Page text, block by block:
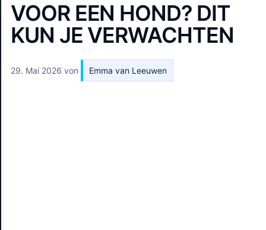
VOOR EEN HOND? DIT
KUN JE VERWACHTEN
29. Mai 2026 von Emma van Leeuwen